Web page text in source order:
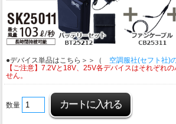
●デバイス単品はこちら＞＞（ 空調服社(セフト社)
【ご注意】7.2Vと18V、25V各デバイスはそれぞれ
せん。
数量